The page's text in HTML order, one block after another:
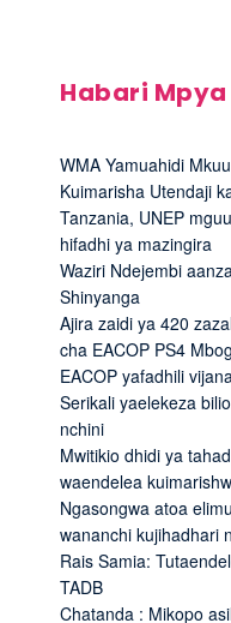
Habari Mpya
WMA Yamuahidi
Kuimarisha Utendaji
Tanzania, UNEP
hifadhi ya mazingira
Waziri Ndejembi
Shinyanga
Ajira zaidi ya 420
cha EACOP PS4
EACOP yafadhili
Serikali yaelekeza
nchini
Mwitikio dhidi ya
waendelea
Ngasongwa atoa
wananchi kujihadhari
Rais Samia:
TADB
Chatanda : Mikopo